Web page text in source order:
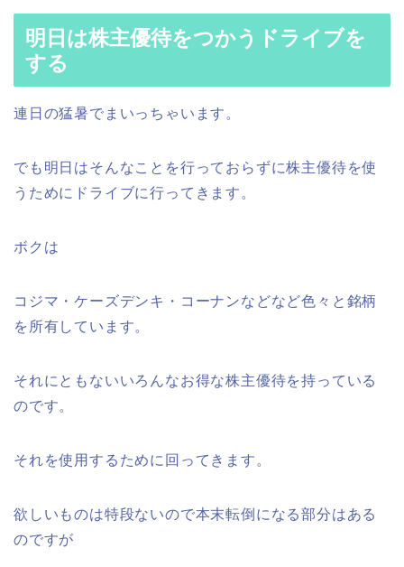
明日は株主優待をつかうドライブを
する
連日の猛暑でまいっちゃいます。
でも明日はそんなことを行っておらずに株主優待を使
うためにドライブに行ってきます。
ボクは
コジマ・ケーズデンキ・コーナンなどなど色々と銘柄
を所有しています。
それにともないいろんなお得な株主優待を持っている
のです。
それを使用するために回ってきます。
欲しいものは特段ないので本末転倒になる部分はある
のですが